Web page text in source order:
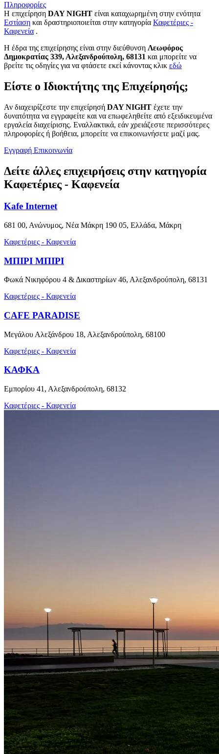
Πληροφορίες
Η επιχείρηση DAY NIGHT είναι καταχωρημένη στην ενότητα
Εστίαση και δραστηριοποιείται στην κατηγορία Καφετέριες -
Καφενεία .
H έδρα της επιχείρησης είναι στην διεύθυνση Λεωφόρος
Δημοκρατίας 339, Αλεξανδρούπολη, 68131 και μπορείτε να
βρείτε τις οδηγίες για να φτάσετε εκεί κάνοντας κλικ εδώ
Είστε ο Ιδιοκτήτης της Επιχείρησής;
Αν διαχειρίζεστε την επιχείρησή DAY NIGHT έχετε την
δυνατότητα να εγγραφείτε και να επωφεληθείτε από εξειδικευμένα
εργαλεία διαχείρισης. Εναλλακτικά, εάν χρειάζεστε περισσότερες
πληροφορίες ή βοήθεια, μπορείτε να επικοινωνήσετε μαζί μας.
Εγγραφή Επικοινωνία
Δείτε άλλες επιχειρήσεις στην κατηγορία
Καφετέριες - Καφενεία
Kafe Internet
681 00, Ανώνυμος, Νέα Μάκρη 190 05, Ελλάδα, Μάκρη
Καφετέριες - Καφενεία
ΜΠΙΡΙ ΜΠΙΡΙ
Φωκά Νικηφόρου 4 & Δικαστηρίων 46, Αλεξανδρούπολη, 68131
Καφετέριες - Καφενεία
CAFE PARADISE
Μεγάλου Αλεξάνδρου 18, Αλεξανδρούπολη, 68100
Καφετέριες - Καφενεία
ΚΑΦΚΑ
Εμπορίου 41, Αλεξανδρούπολη, 68132
Καφετέριες - Καφενεία